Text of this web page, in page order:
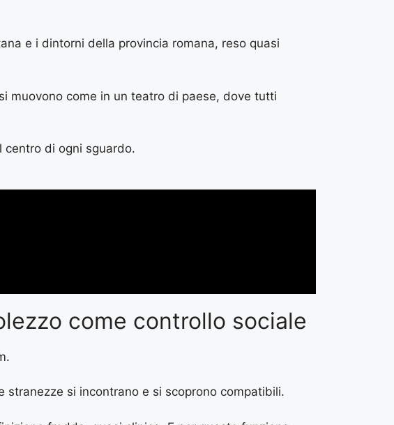
e i dintorni della provincia romana, reso quasi
muovono come in un teatro di paese, dove tutti
centro di ogni sguardo.
come controllo sociale
stranezze si incontrano e si scoprono compatibili.